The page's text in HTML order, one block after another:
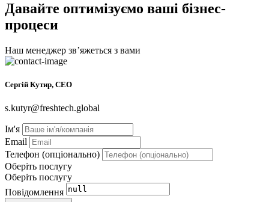
Давайте оптимізуємо ваші бізнес-
процеси
Наш менеджер звʼяжеться з вами
Сергій Кутир, CEO
s.kutyr@freshtech.global
Ім'я
Email
Телефон (опціонально)
Оберіть послугу
Оберіть послугу
Повідомлення